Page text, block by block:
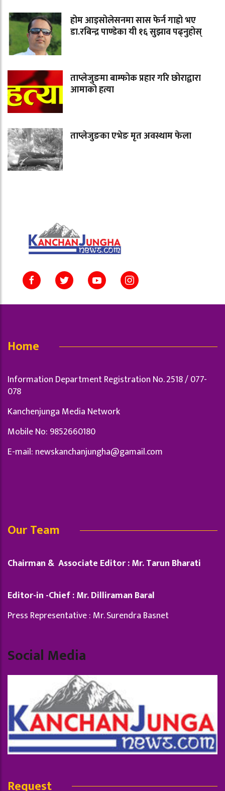
होम आइसोलेसनमा सास फेर्न गाह्रो भए
डा.रबिन्द्र पाण्डेका यी १६ सुझाव पढ्नुहोस्
ताप्लेजुङमा बाम्फोक प्रहार गरि छोराद्वारा
आमाको हत्या
ताप्लेजुङका एभेङ मृत अवस्थाम फेला
Home
Information Department Registration No. 2518 / 077-
078
Kanchenjunga Media Network
Mobile No: 9852660180
E-mail: newskanchanjungha@gamail.com
Our Team
Chairman & Associate Editor : Mr. Tarun Bharati
Editor-in -Chief : Mr. Dilliraman Baral
Press Representative : Mr. Surendra Basnet
Social Media
Request